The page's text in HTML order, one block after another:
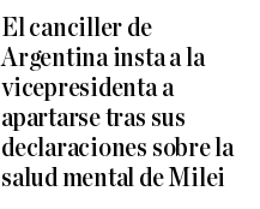
El canciller de
Argentina insta a la
vicepresidenta a
apartarse tras sus
declaraciones sobre la
salud mental de Milei